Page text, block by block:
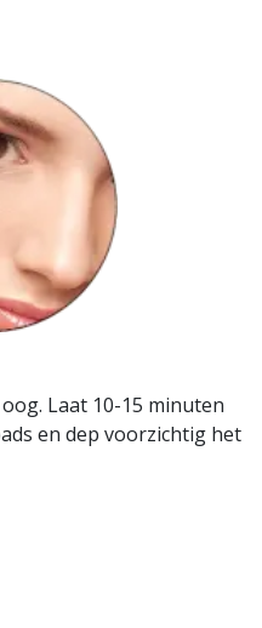
Laat 10-15 minuten
en dep voorzichtig het